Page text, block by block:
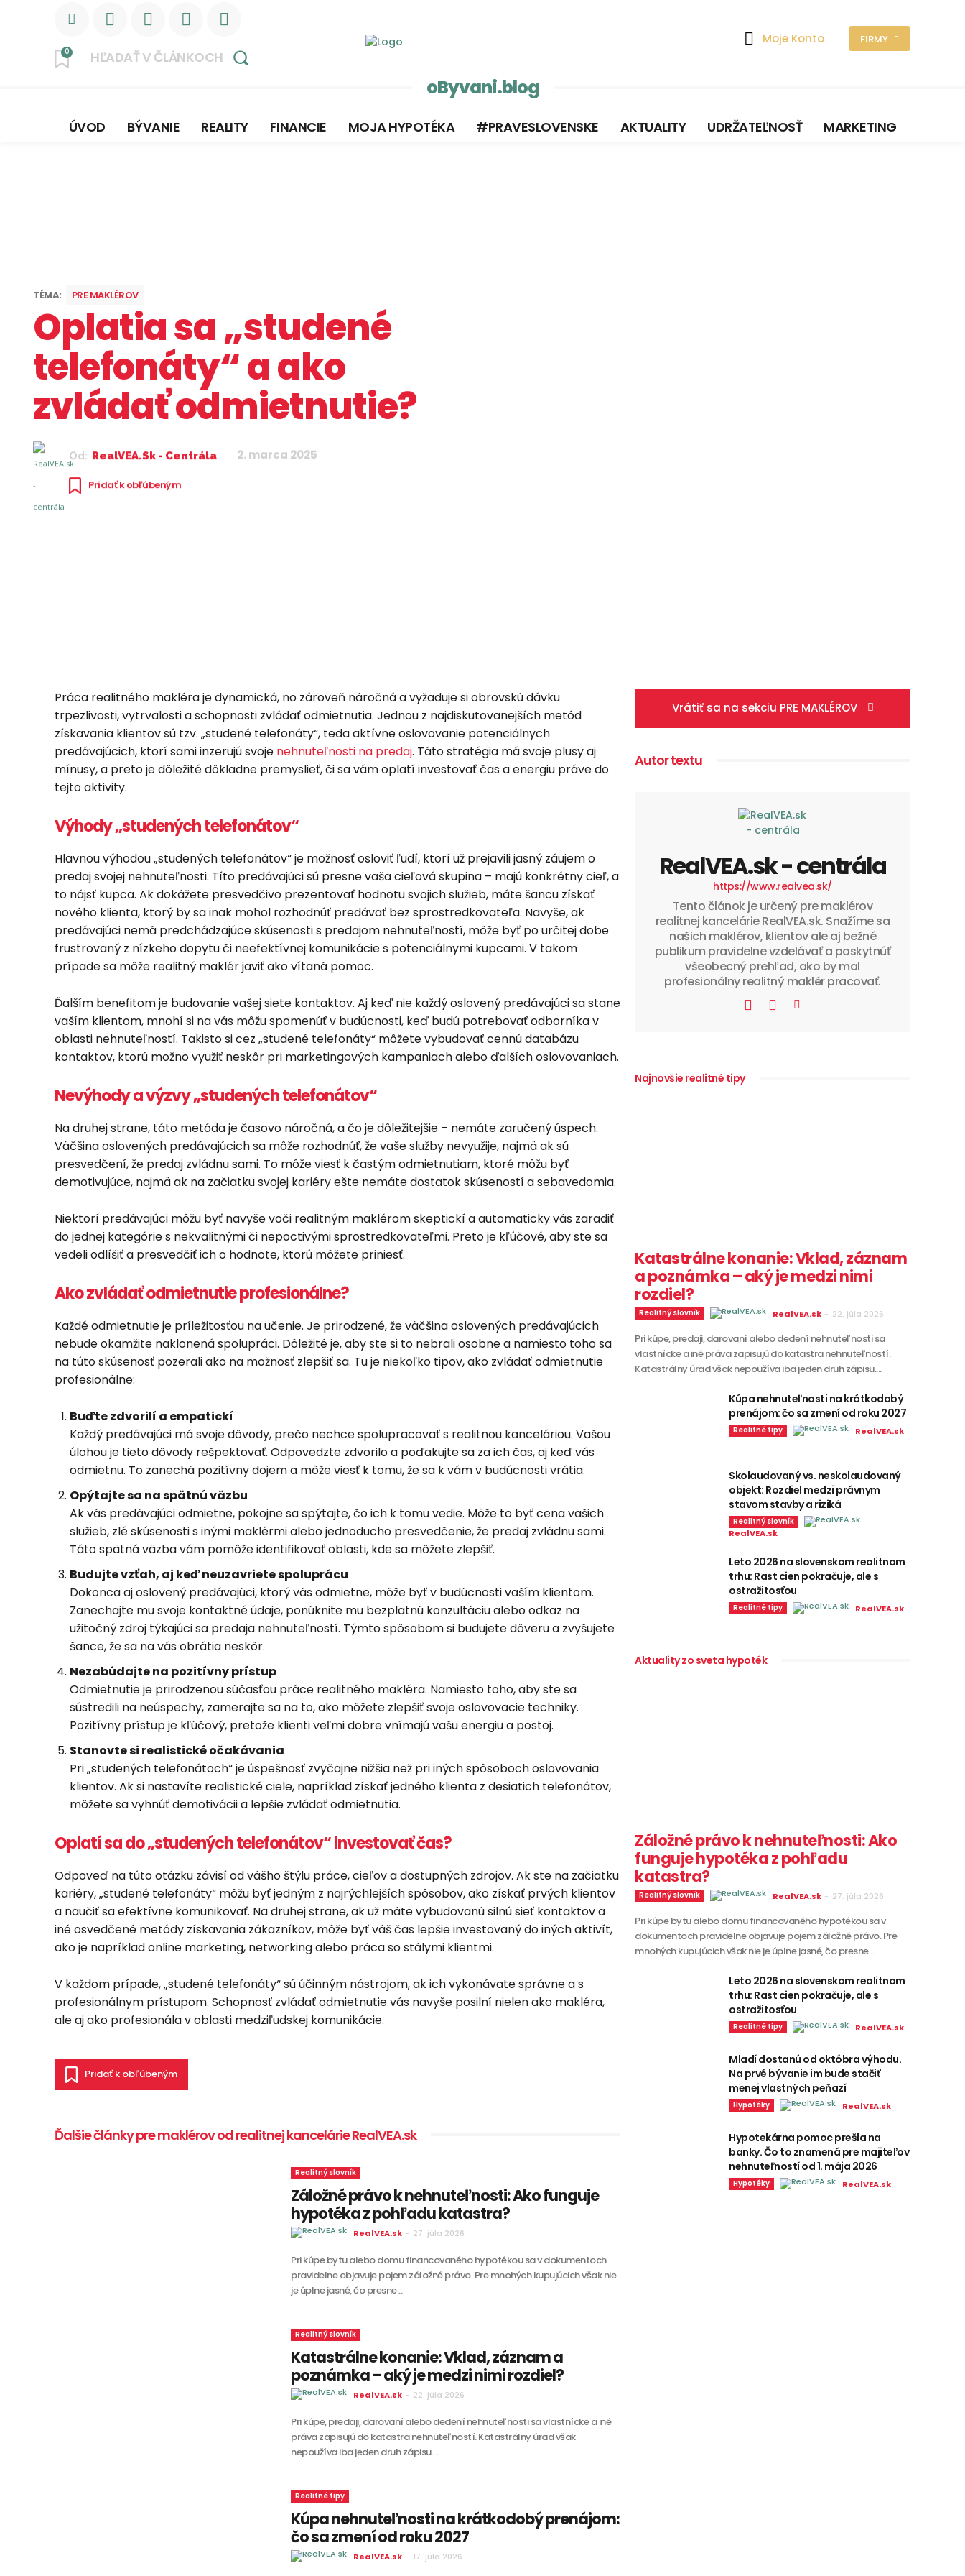
0 HĽADAŤ V ČLÁNKOCH
Moje Konto FIRMY
oByvani.blog
ÚVOD BÝVANIE REALITY FINANCIE MOJA HYPOTÉKA #PRAVESLOVENSKE AKTUALITY UDRŽATEĽNOSŤ MARKETING
TÉMA: PRE MAKLÉROV
Oplatia sa „studené
telefonáty“ a ako
zvládať odmietnutie?
Od: RealVEA.sk - Centrála 2. marca 2025
Pridať k obľúbeným
Práca realitného makléra je dynamická, no zároveň náročná a vyžaduje si obrovskú dávku
trpezlivosti, vytrvalosti a schopnosti zvládať odmietnutia. Jednou z najdiskutovanejších metód
získavania klientov sú tzv. „studené telefonáty“, teda aktívne oslovovanie potenciálnych
predávajúcich, ktorí sami inzerujú svoje nehnuteľnosti na predaj. Táto stratégia má svoje plusy aj
mínusy, a preto je dôležité dôkladne premyslieť, či sa vám oplatí investovať čas a energiu práve do
tejto aktivity.
Výhody „studených telefonátov“
Hlavnou výhodou „studených telefonátov“ je možnosť osloviť ľudí, ktorí už prejavili jasný záujem o
predaj svojej nehnuteľnosti. Títo predávajúci sú presne vaša cieľová skupina – majú konkrétny cieľ, a
to nájsť kupca. Ak dokážete presvedčivo prezentovať hodnotu svojich služieb, máte šancu získať
nového klienta, ktorý by sa inak mohol rozhodnúť predávať bez sprostredkovateľa. Navyše, ak
predávajúci nemá predchádzajúce skúsenosti s predajom nehnuteľností, môže byť po určitej dobe
frustrovaný z nízkeho dopytu či neefektívnej komunikácie s potenciálnymi kupcami. V takom
prípade sa môže realitný maklér javiť ako vítaná pomoc.
Ďalším benefitom je budovanie vašej siete kontaktov. Aj keď nie každý oslovený predávajúci sa stane
vaším klientom, mnohí si na vás môžu spomenúť v budúcnosti, keď budú potrebovať odborníka v
oblasti nehnuteľností. Takisto si cez „studené telefonáty“ môžete vybudovať cennú databázu
kontaktov, ktorú možno využiť neskôr pri marketingových kampaniach alebo ďalších oslovovaniach.
Nevýhody a výzvy „studených telefonátov“
Na druhej strane, táto metóda je časovo náročná, a čo je dôležitejšie – nemáte zaručený úspech.
Väčšina oslovených predávajúcich sa môže rozhodnúť, že vaše služby nevyužije, najmä ak sú
presvedčení, že predaj zvládnu sami. To môže viesť k častým odmietnutiam, ktoré môžu byť
demotivujúce, najmä ak na začiatku svojej kariéry ešte nemáte dostatok skúseností a sebavedomia.
Niektorí predávajúci môžu byť navyše voči realitným maklérom skeptickí a automaticky vás zaradiť
do jednej kategórie s nekvalitnými či nepoctivými sprostredkovateľmi. Preto je kľúčové, aby ste sa
vedeli odlíšiť a presvedčiť ich o hodnote, ktorú môžete priniesť.
Ako zvládať odmietnutie profesionálne?
Každé odmietnutie je príležitosťou na učenie. Je prirodzené, že väčšina oslovených predávajúcich
nebude okamžite naklonená spolupráci. Dôležité je, aby ste si to nebrali osobne a namiesto toho sa
na túto skúsenosť pozerali ako na možnosť zlepšiť sa. Tu je niekoľko tipov, ako zvládať odmietnutie
profesionálne:
Buďte zdvorilí a empatickí
Každý predávajúci má svoje dôvody, prečo nechce spolupracovať s realitnou kanceláriou. Vašou
úlohou je tieto dôvody rešpektovať. Odpovedzte zdvorilo a poďakujte sa za ich čas, aj keď vás
odmietnu. To zanechá pozitívny dojem a môže viesť k tomu, že sa k vám v budúcnosti vrátia.
Opýtajte sa na spätnú väzbu
Ak vás predávajúci odmietne, pokojne sa spýtajte, čo ich k tomu vedie. Môže to byť cena vašich
služieb, zlé skúsenosti s inými maklérmi alebo jednoducho presvedčenie, že predaj zvládnu sami.
Táto spätná väzba vám pomôže identifikovať oblasti, kde sa môžete zlepšiť.
Budujte vzťah, aj keď neuzavriete spoluprácu
Dokonca aj oslovený predávajúci, ktorý vás odmietne, môže byť v budúcnosti vaším klientom.
Zanechajte mu svoje kontaktné údaje, ponúknite mu bezplatnú konzultáciu alebo odkaz na
užitočný zdroj týkajúci sa predaja nehnuteľností. Týmto spôsobom si budujete dôveru a zvyšujete
šance, že sa na vás obrátia neskôr.
Nezabúdajte na pozitívny prístup
Odmietnutie je prirodzenou súčasťou práce realitného makléra. Namiesto toho, aby ste sa
sústredili na neúspechy, zamerajte sa na to, ako môžete zlepšiť svoje oslovovacie techniky.
Pozitívny prístup je kľúčový, pretože klienti veľmi dobre vnímajú vašu energiu a postoj.
Stanovte si realistické očakávania
Pri „studených telefonátoch“ je úspešnosť zvyčajne nižšia než pri iných spôsoboch oslovovania
klientov. Ak si nastavíte realistické ciele, napríklad získať jedného klienta z desiatich telefonátov,
môžete sa vyhnúť demotivácii a lepšie zvládať odmietnutia.
Oplatí sa do „studených telefonátov“ investovať čas?
Odpoveď na túto otázku závisí od vášho štýlu práce, cieľov a dostupných zdrojov. Ak ste na začiatku
kariéry, „studené telefonáty“ môžu byť jedným z najrýchlejších spôsobov, ako získať prvých klientov
a naučiť sa efektívne komunikovať. Na druhej strane, ak už máte vybudovanú silnú sieť kontaktov a
iné osvedčené metódy získavania zákazníkov, môže byť váš čas lepšie investovaný do iných aktivít,
ako je napríklad online marketing, networking alebo práca so stálymi klientmi.
V každom prípade, „studené telefonáty“ sú účinným nástrojom, ak ich vykonávate správne a s
profesionálnym prístupom. Schopnosť zvládať odmietnutie vás navyše posilní nielen ako makléra,
ale aj ako profesionála v oblasti medziľudskej komunikácie.
Pridať k obľúbeným
Ďalšie články pre maklérov od realitnej kancelárie RealVEA.sk
Realitný slovník
Záložné právo k nehnuteľnosti: Ako funguje
hypotéka z pohľadu katastra?
RealVEA.sk - 27. júla 2026
Pri kúpe bytu alebo domu financovaného hypotékou sa v dokumentoch
pravidelne objavuje pojem záložné právo. Pre mnohých kupujúcich však nie
je úplne jasné, čo presne...
Realitný slovník
Katastrálne konanie: Vklad, záznam a
poznámka – aký je medzi nimi rozdiel?
RealVEA.sk - 22. júla 2026
Pri kúpe, predaji, darovaní alebo dedení nehnuteľnosti sa vlastnícke a iné
práva zapisujú do katastra nehnuteľností. Katastrálny úrad však
nepoužíva iba jeden druh zápisu....
Realitné tipy
Kúpa nehnuteľnosti na krátkodobý prenájom:
čo sa zmení od roku 2027
RealVEA.sk - 17. júla 2026
Vrátiť sa na sekciu PRE MAKLÉROV
Autor textu
RealVEA.sk - centrála
https://www.realvea.sk/
Tento článok je určený pre maklérov
realitnej kancelárie RealVEA.sk. Snažíme sa
našich maklérov, klientov ale aj bežné
publikum pravidelne vzdelávať a poskytnúť
všeobecný prehľad, ako by mal
profesionálny realitný maklér pracovať.
Najnovšie realitné tipy
Katastrálne konanie: Vklad, záznam
a poznámka – aký je medzi nimi
rozdiel?
Realitný slovník RealVEA.sk - 22. júla 2026
Pri kúpe, predaji, darovaní alebo dedení nehnuteľnosti sa
vlastnícke a iné práva zapisujú do katastra nehnuteľností.
Katastrálny úrad však nepoužíva iba jeden druh zápisu....
Kúpa nehnuteľnosti na krátkodobý
prenájom: čo sa zmení od roku 2027
Realitné tipy RealVEA.sk
Skolaudovaný vs. neskolaudovaný
objekt: Rozdiel medzi právnym
stavom stavby a riziká
Realitný slovník
RealVEA.sk
Leto 2026 na slovenskom realitnom
trhu: Rast cien pokračuje, ale s
ostražitosťou
Realitné tipy RealVEA.sk
Aktuality zo sveta hypoték
Záložné právo k nehnuteľnosti: Ako
funguje hypotéka z pohľadu
katastra?
Realitný slovník RealVEA.sk - 27. júla 2026
Pri kúpe bytu alebo domu financovaného hypotékou sa v
dokumentoch pravidelne objavuje pojem záložné právo. Pre
mnohých kupujúcich však nie je úplne jasné, čo presne...
Leto 2026 na slovenskom realitnom
trhu: Rast cien pokračuje, ale s
ostražitosťou
Realitné tipy RealVEA.sk
Mladí dostanú od októbra výhodu.
Na prvé bývanie im bude stačiť
menej vlastných peňazí
Hypotéky RealVEA.sk
Hypotekárna pomoc prešla na
banky. Čo to znamená pre majiteľov
nehnuteľností od 1. mája 2026
Hypotéky RealVEA.sk